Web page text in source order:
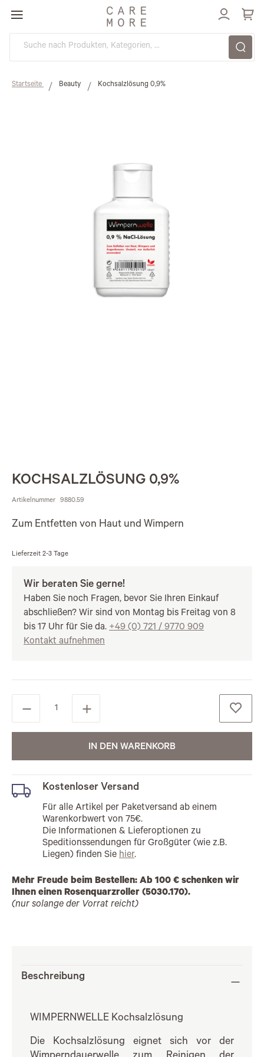
Direkt
zum
Inhalt
Startseite Beauty Kochsalzlösung 0,9%
KOCHSALZLÖSUNG 0,9%
Artikelnummer 9880.59
Zum Entfetten von Haut und Wimpern
Lieferzeit 2-3 Tage
Wir beraten Sie gerne!
Haben Sie noch Fragen, bevor Sie Ihren Einkauf
abschließen? Wir sind von Montag bis Freitag von 8
bis 17 Uhr für Sie da. +49 (0) 721 / 9770 909
Kontakt aufnehmen
IN DEN WARENKORB
Kostenloser Versand
Für alle Artikel per Paketversand ab einem
Warenkorbwert von 75€.
Die Informationen & Lieferoptionen zu
Speditionssendungen für Großgüter (wie z.B.
Liegen) finden Sie hier.
Mehr Freude beim Bestellen: Ab 100 € schenken wir
Ihnen einen Rosenquarzroller (5030.170).
(nur solange der Vorrat reicht)
Beschreibung
WIMPERNWELLE Kochsalzlösung
Die Kochsalzlösung eignet sich vor der